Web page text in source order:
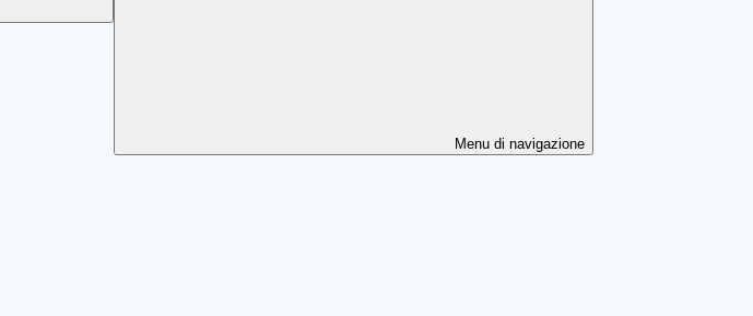
Menu di navigazione